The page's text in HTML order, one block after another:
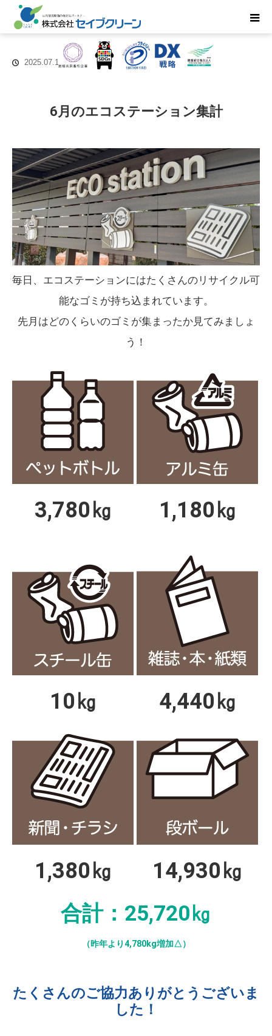
2025.07.15
6月のエコステーション集計
毎日、エコステーションにはたくさんのリサイクル可
能なゴミが持ち込まれています。
先月はどのくらいのゴミが集まったか見てみましょ
う！
3,780㎏ 1,180㎏
10㎏ 4,440㎏
1,380㎏ 14,930㎏
合計：25,720㎏
（昨年より4,780kg増加△）
たくさんのご協力ありがとうございま
した！